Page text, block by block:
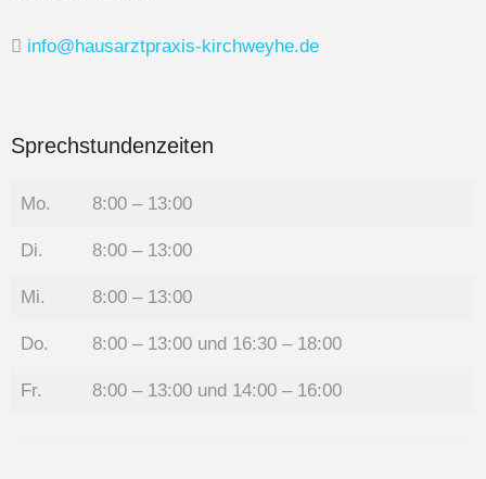
info@hausarztpraxis-kirchweyhe.de
Sprechstundenzeiten
Mo. 8:00 – 13:00
Di. 8:00 – 13:00
Mi. 8:00 – 13:00
Do. 8:00 – 13:00 und 16:30 – 18:00
Fr. 8:00 – 13:00 und 14:00 – 16:00